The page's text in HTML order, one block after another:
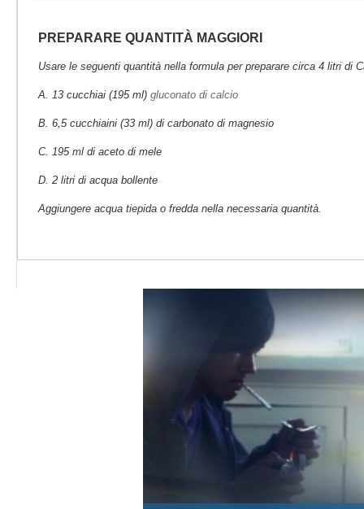
PREPARARE QUANTITÀ MAGGIORI
Usare le seguenti quantità nella formula per preparare circa 4 litri di
A. 13 cucchiai (195 ml) gluconato di calcio
B. 6,5 cucchiaini (33 ml) di carbonato di magnesio
C. 195 ml di aceto di mele
D. 2 litri di acqua bollente
Aggiungere acqua tiepida o fredda nella necessaria quantità.